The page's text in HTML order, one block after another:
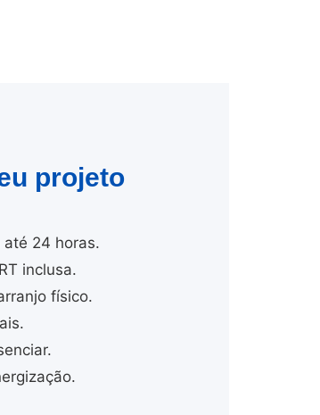
projeto
até 24 horas.
inclusa.
físico.